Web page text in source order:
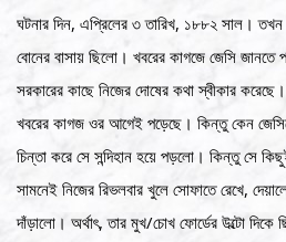
ঘটনার দিন, এপ্রিলের ৩ তারিখ, ১৮৮২ সাল।
বোনের বাসায় ছিলো। খবরের কাগজে জেসি
সরকারের কাছে নিজের দোষের কথা স্বীকার
খবরের কাগজ ওর আগেই পড়েছে। কিন্তু কেন
চিন্তা করে সে সন্দিহান হয়ে পড়লো। কিন্তু সে
সামনেই নিজের রিভলবার খুলে সোফাতে রেখে,
দাঁড়ালো। অর্থাৎ, তার মুখ/চোখ ফোর্ডের উল্টো